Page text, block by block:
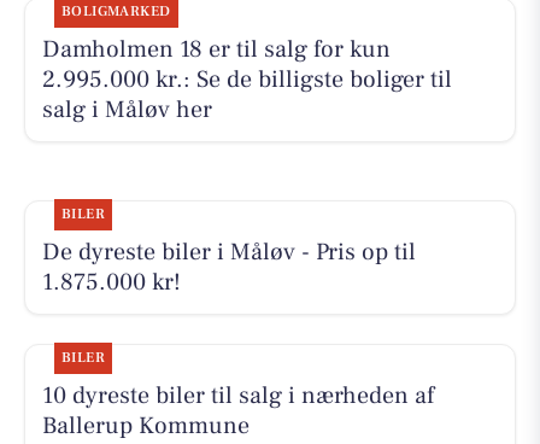
BOLIGMARKED
Damholmen 18 er til salg for kun
2.995.000 kr.: Se de billigste boliger til
salg i Måløv her
BILER
De dyreste biler i Måløv - Pris op til
1.875.000 kr!
BILER
10 dyreste biler til salg i nærheden af
Ballerup Kommune